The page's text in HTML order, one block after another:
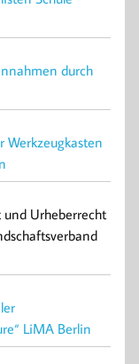
durch
Werkzeugkasten
und Urheberrecht
LiMA Berlin